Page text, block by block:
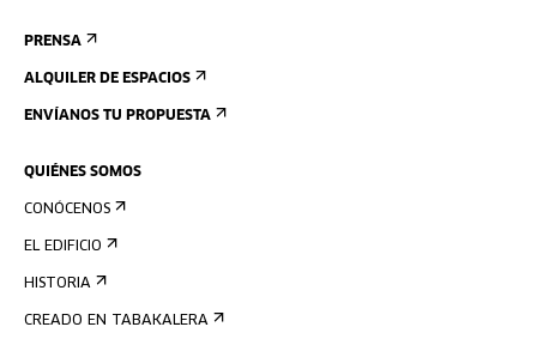
PRENSA
ALQUILER DE ESPACIOS
ENVÍANOS TU PROPUESTA
QUIÉNES SOMOS
CONÓCENOS
EL EDIFICIO
HISTORIA
CREADO EN TABAKALERA